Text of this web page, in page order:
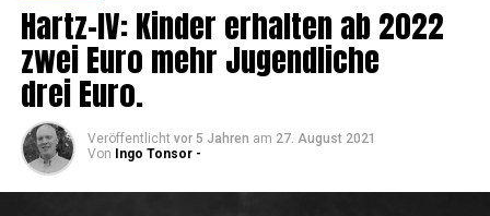
Hartz-IV: Kin­der erhal­ten ab 2022
zwei Euro mehr Jugend­li­che
drei Euro.
Veröffentlicht vor 5 Jahren am 27. August 2021
Von Ingo Tonsor -